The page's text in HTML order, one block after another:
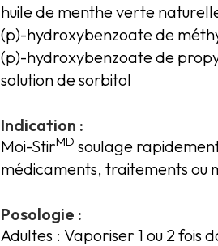
huile de menthe verte
(p)-hydroxybenzoate de
(p)-hydroxybenzoate de
solution de sorbitol
Indication :
Moi-StirMD soulage
médicaments, traitements ou
Posologie :
Adultes : Vaporiser 1 ou 2 fois